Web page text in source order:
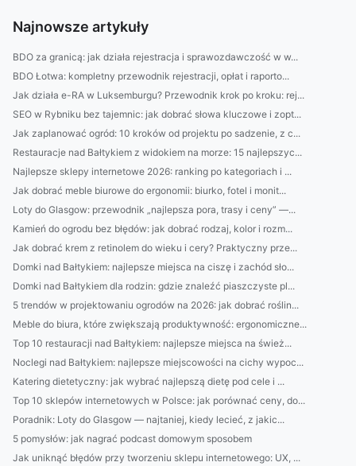
Najnowsze artykuły
BDO za granicą: jak działa rejestracja i sprawozdawczość w w...
BDO Łotwa: kompletny przewodnik rejestracji, opłat i raporto...
Jak działa e-RA w Luksemburgu? Przewodnik krok po kroku: rej...
SEO w Rybniku bez tajemnic: jak dobrać słowa kluczowe i zopt...
Jak zaplanować ogród: 10 kroków od projektu po sadzenie, z c...
Restauracje nad Bałtykiem z widokiem na morze: 15 najlepszyc...
Najlepsze sklepy internetowe 2026: ranking po kategoriach i ...
Jak dobrać meble biurowe do ergonomii: biurko, fotel i monit...
Loty do Glasgow: przewodnik „najlepsza pora, trasy i ceny” —...
Kamień do ogrodu bez błędów: jak dobrać rodzaj, kolor i rozm...
Jak dobrać krem z retinolem do wieku i cery? Praktyczny prze...
Domki nad Bałtykiem: najlepsze miejsca na ciszę i zachód sło...
Domki nad Bałtykiem dla rodzin: gdzie znaleźć piaszczyste pl...
5 trendów w projektowaniu ogrodów na 2026: jak dobrać roślin...
Meble do biura, które zwiększają produktywność: ergonomiczne...
Top 10 restauracji nad Bałtykiem: najlepsze miejsca na śwież...
Noclegi nad Bałtykiem: najlepsze miejscowości na cichy wypoc...
Katering dietetyczny: jak wybrać najlepszą dietę pod cele i ...
Top 10 sklepów internetowych w Polsce: jak porównać ceny, do...
Poradnik: Loty do Glasgow — najtaniej, kiedy lecieć, z jakic...
5 pomysłów: jak nagrać podcast domowym sposobem
Jak uniknąć błędów przy tworzeniu sklepu internetowego: UX, ...